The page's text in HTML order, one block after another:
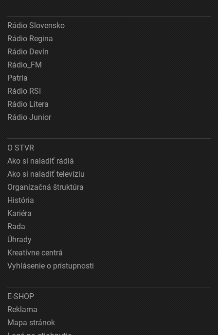
Rádio Slovensko
Rádio Regina
Rádio Devín
Rádio_FM
Patria
Rádio RSI
Rádio Litera
Rádio Junior
O STVR
Ako si naladiť rádiá
Ako si naladiť televíziu
Organizačná štruktúra
História
Kariéra
Rada
Úhrady
Kreatívne centrá
Vyhlásenie o prístupnosti
E-SHOP
Reklama
Mapa stránok